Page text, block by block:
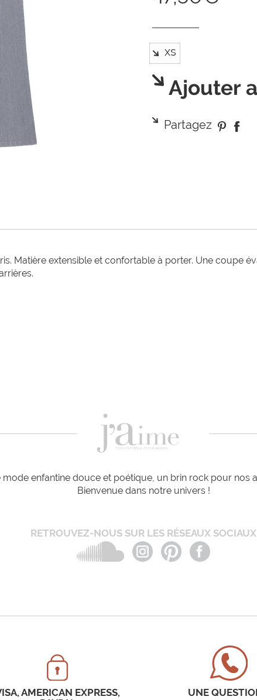
Ajouter
Partagez
Matière extensible et confortable à porter. Une coupe
enfantine douce et poétique, un brin rock pour nos
Bienvenue dans notre univers !
RETROUVEZ-NOUS SUR LES RÉSEAUX SOCIAUX
AMERICAN EXPRESS,
UNE